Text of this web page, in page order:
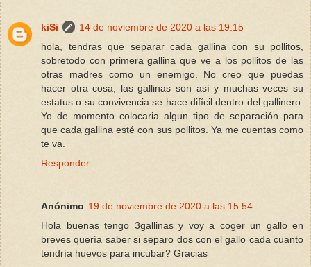
kiSi
14 de noviembre de 2020 a las 19:15
hola, tendras que separar cada gallina con su pollitos,
sobretodo con primera gallina que ve a los pollitos de las
otras madres como un enemigo. No creo que puedas
hacer otra cosa, las gallinas son así y muchas veces su
estatus o su convivencia se hace difícil dentro del gallinero.
Yo de momento colocaria algun tipo de separación para
que cada gallina esté con sus pollitos. Ya me cuentas como
te va.
Responder
Anónimo 19 de noviembre de 2020 a las 15:54
Hola buenas tengo 3gallinas y voy a coger un gallo en
breves quería saber si separo dos con el gallo cada cuanto
tendría huevos para incubar? Gracias